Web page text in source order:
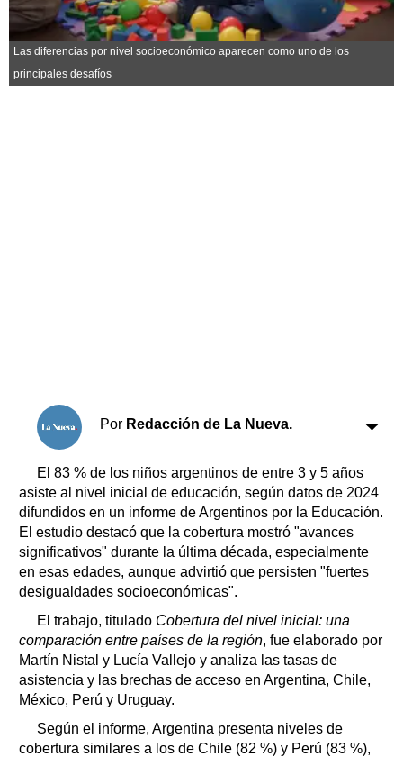
Fúnebres
Clasificados
Horóscopo
Las diferencias por nivel socioeconómico aparecen como uno de los
principales desafíos
Por Redacción de La Nueva.
El 83 % de los niños argentinos de entre 3 y 5 años
asiste al nivel inicial de educación, según datos de 2024
difundidos en un informe de Argentinos por la Educación.
El estudio destacó que la cobertura mostró "avances
significativos" durante la última década, especialmente
en esas edades, aunque advirtió que persisten "fuertes
desigualdades socioeconómicas".
El trabajo, titulado Cobertura del nivel inicial: una
comparación entre países de la región, fue elaborado por
Martín Nistal y Lucía Vallejo y analiza las tasas de
asistencia y las brechas de acceso en Argentina, Chile,
México, Perú y Uruguay.
Según el informe, Argentina presenta niveles de
cobertura similares a los de Chile (82 %) y Perú (83 %),